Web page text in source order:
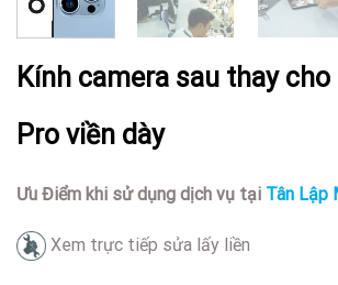
Kính camera sau thay
Pro viền dày
Ưu Điểm khi sử dụng dịch vụ tại Tân Lập
Xem trực tiếp sửa lấy liền